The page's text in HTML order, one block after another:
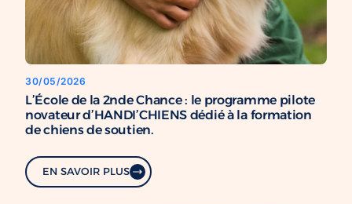
30/05/2026
L’École de la 2nde Chance : le programme pilote
novateur d’HANDI’CHIENS dédié à la formation
de chiens de soutien.
EN SAVOIR PLUS